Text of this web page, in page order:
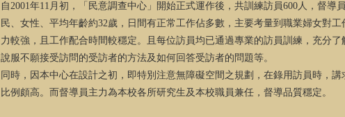
自2001年11 月初，「民意調查中心」開始正式運作後，共訓練訪員600人，督導員
民、女性、平均年齡約32歲，日間有正常工作佔多數，主要考量到職業婦女對
力較強，且工作配合時間較穩定。且每位訪員均已通過專業的訪員訓練，充分了
說服不願接受訪問的受訪者的方法及如何回答受訪者的問題等。
同時，因本中心在設計之初，即特別注意無障礙空間之規劃，在錄用訪員時，
比例頗高。而督導員主力為本校各所研究生及本校職員兼任，督導品質穩定。